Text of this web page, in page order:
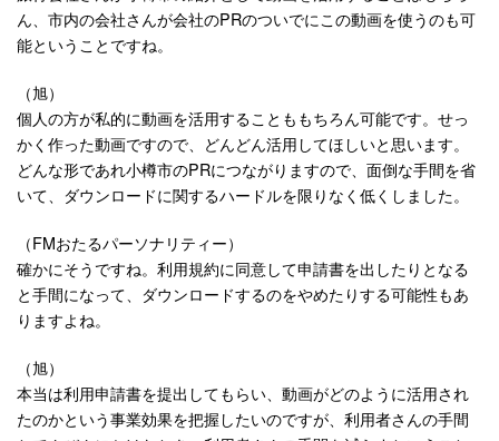
ん、市内の会社さんが会社のPRのついでにこの動画を使うのも可
能ということですね。
（旭）
個人の方が私的に動画を活用することももちろん可能です。せっ
かく作った動画ですので、どんどん活用してほしいと思います。
どんな形であれ小樽市のPRにつながりますので、面倒な手間を省
いて、ダウンロードに関するハードルを限りなく低くしました。
（FMおたるパーソナリティー）
確かにそうですね。利用規約に同意して申請書を出したりとなる
と手間になって、ダウンロードするのをやめたりする可能性もあ
りますよね。
（旭）
本当は利用申請書を提出してもらい、動画がどのように活用され
たのかという事業効果を把握したいのですが、利用者さんの手間